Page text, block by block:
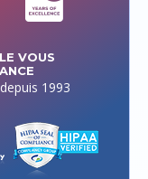
VOUS
1993